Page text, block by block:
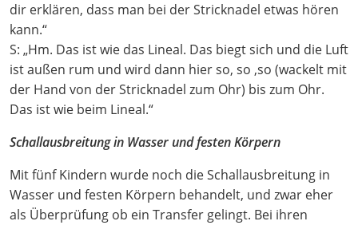
dir erklären, dass man bei der Stricknadel etwas hören
kann.“
S: „Hm. Das ist wie das Lineal. Das biegt sich und die Luft
ist außen rum und wird dann hier so, so ,so (wackelt mit
der Hand von der Stricknadel zum Ohr) bis zum Ohr.
Das ist wie beim Lineal.“
Schallausbreitung in Wasser und festen Körpern
Mit fünf Kindern wurde noch die Schallausbreitung in
Wasser und festen Körpern behandelt, und zwar eher
als Überprüfung ob ein Transfer gelingt. Bei ihren